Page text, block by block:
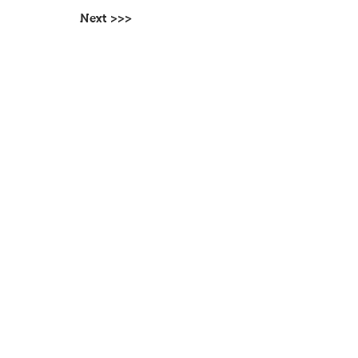
Next >>>